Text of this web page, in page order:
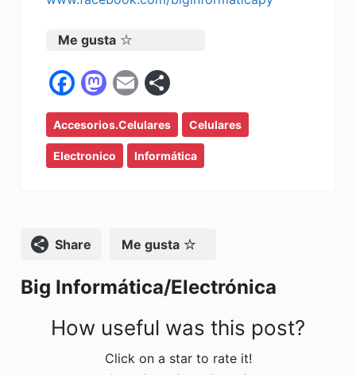
Me gusta
F
a
c
e
o
k
M
a
st
o
E
m
ai
l
o
m
p
Accesorios.celulares Celulares
Electronico Informática
Compartir Me gusta
Big Informática/Electrónica
How useful was this post?
Click on a star to rate it!